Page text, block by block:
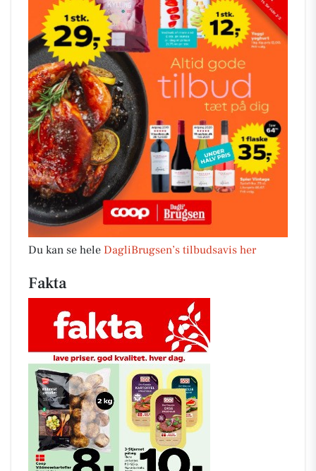
Du kan se hele DagliBrugsen’s tilbudsavis her
Fakta